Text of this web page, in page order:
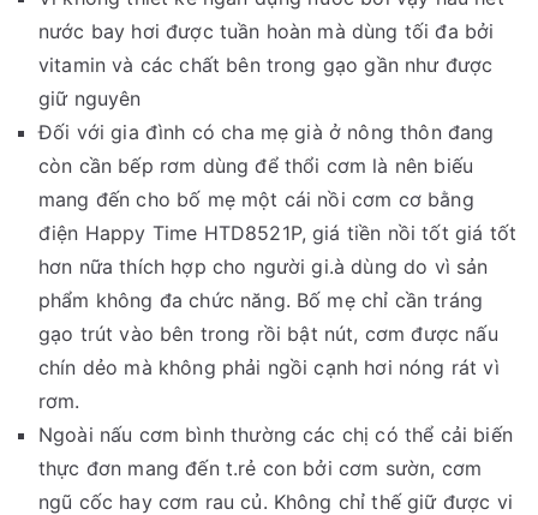
nước bay hơi được tuần hoàn mà dùng tối đa bởi
vitamin và các chất bên trong gạo gần như được
giữ nguyên
Đối với gia đình có cha mẹ già ở nông thôn đang
còn cần bếp rơm dùng để thổi cơm là nên biếu
mang đến cho bố mẹ một cái nồi cơm cơ bằng
điện Happy Time HTD8521P, giá tiền nồi tốt giá tốt
hơn nữa thích hợp cho người gi.à dùng do vì sản
phẩm không đa chức năng. Bố mẹ chỉ cần tráng
gạo trút vào bên trong rồi bật nút, cơm được nấu
chín dẻo mà không phải ngồi cạnh hơi nóng rát vì
rơm.
Ngoài nấu cơm bình thường các chị có thể cải biến
thực đơn mang đến t.rẻ con bởi cơm sườn, cơm
ngũ cốc hay cơm rau củ. Không chỉ thế giữ được vi